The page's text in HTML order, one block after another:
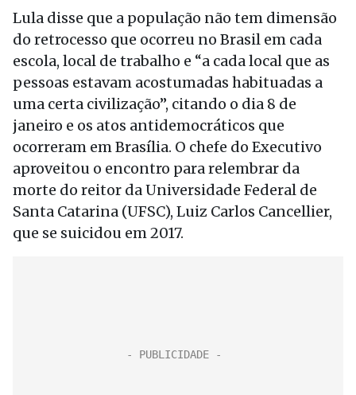
Lula disse que a população não tem dimensão
do retrocesso que ocorreu no Brasil em cada
escola, local de trabalho e “a cada local que as
pessoas estavam acostumadas habituadas a
uma certa civilização”, citando o dia 8 de
janeiro e os atos antidemocráticos que
ocorreram em Brasília. O chefe do Executivo
aproveitou o encontro para relembrar da
morte do reitor da Universidade Federal de
Santa Catarina (UFSC), Luiz Carlos Cancellier,
que se suicidou em 2017.